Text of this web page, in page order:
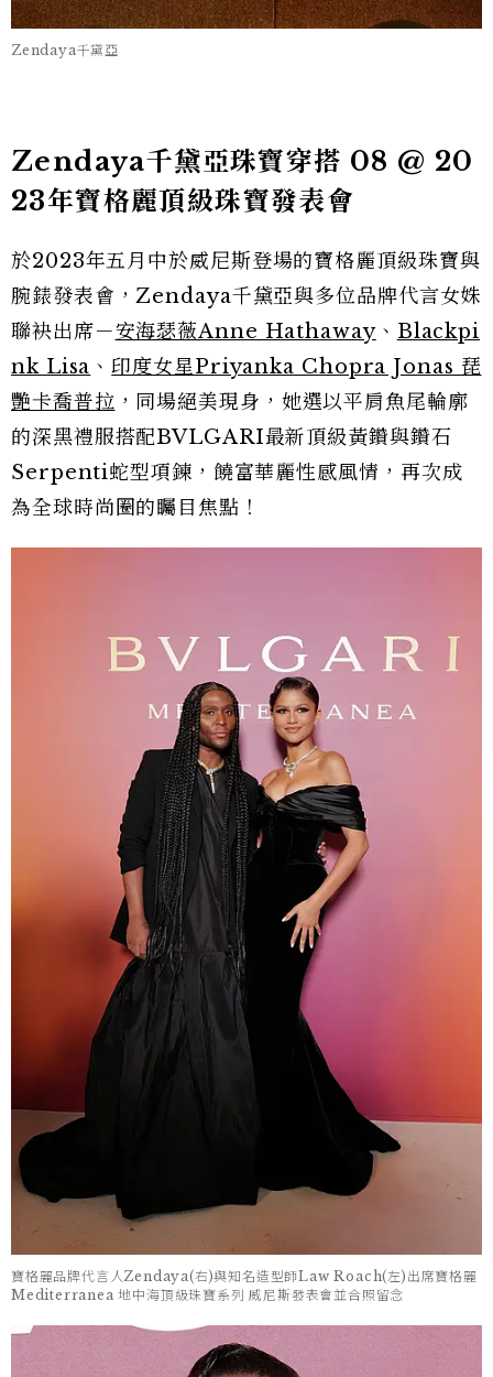
Zendaya千黛亞
Zendaya千黛亞珠寶穿搭 08 @ 20
23年寶格麗頂級珠寶發表會
於2023年五月中於威尼斯登場的寶格麗頂級珠寶與
腕錶發表會，Zendaya千黛亞與多位品牌代言女姝
聯袂出席－安海瑟薇Anne Hathaway、 Blackpi
nk Lisa 、印度女星Priyanka Chopra Jonas 琵
艷卡喬普拉 ，同場絕美現身，她選以平肩魚尾輪廓
的深黑禮服搭配BVLGARI最新頂級黃鑽與鑽石
Serpenti蛇型項鍊，饒富華麗性感風情，再次成
為全球時尚圈的矚目焦點！
寶格麗品牌代言人Zendaya(右)與知名造型師Law Roach(左)出席寶格麗
Mediterranea 地中海頂級珠寶系列 威尼斯發表會並合照留念